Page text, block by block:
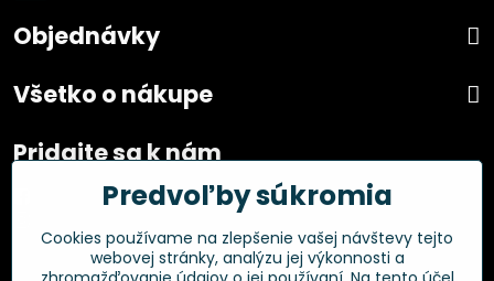
Objednávky
Všetko o nákupe
Pridajte sa k nám
FacebookPredvoľby súkromia
Cookies používame na zlepšenie vašej návštevy tejto
webovej stránky, analýzu jej výkonnosti a